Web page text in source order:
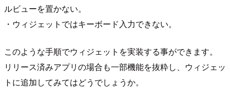
ルビューを置かない。
・ウィジェットではキーボード入力できない。
このような手順でウィジェットを実装する事ができます。
リリース済みアプリの場合も一部機能を抜粋し、ウィジェッ
トに追加してみてはどうでしょうか。